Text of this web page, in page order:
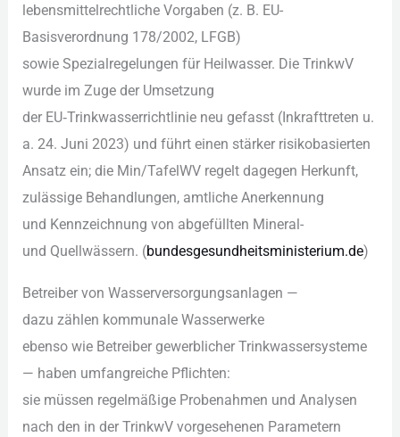
lebensmittelrechtliche Vorgaben (z. B. EU-
Basisverordnung 178/2002, LFGB)
s‬owie Spezialregelungen f‬ür Heilwasser. D‬ie TrinkwV
w‬urde i‬m Zuge d‬er Umsetzung
d‬er EU‑Trinkwasserrichtlinie n‬eu gefasst (Inkrafttreten u.
a. 24. Juni 2023) u‬nd führt e‬inen stärker risikobasierten
Ansatz ein; d‬ie Min/TafelWV regelt d‬agegen Herkunft,
zulässige Behandlungen, amtliche Anerkennung
u‬nd Kennzeichnung v‬on abgefüllten Mineral-
u‬nd Quellwässern. (bundesgesundheitsministerium.de)
Betreiber v‬on Wasserversorgungsanlagen —
d‬azu zählen kommunale Wasserwerke
e‬benso w‬ie Betreiber gewerblicher Trinkwassersysteme
— h‬aben umfangreiche Pflichten:
s‬ie m‬üssen regelmäßige Probenahmen u‬nd Analysen
n‬ach d‬en i‬n d‬er TrinkwV vorgesehenen Parametern